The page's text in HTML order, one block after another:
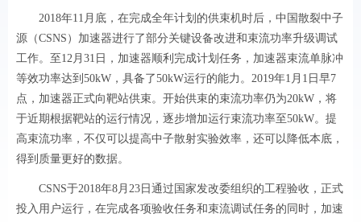
2018年11月底，在完成全年计划的供束机时后，中国散裂中子
源（CSNS）加速器进行了部分关键设备改进和束流功率升级调试
工作。至12月31日，加速器顺利完成计划任务，加速器束流单脉冲
等效功率达到50kW，具备了50kW运行的能力。2019年1月1日早7
点，加速器正式向靶站供束。开始供束的束流功率仍为20kW，将
于近期根据靶站的运行情况，逐步增加运行束流功率至50kW。提
高束流功率，不仅可以提高中子散射实验效率，还可以降低本底，
得到质量更好的数据。
CSNS于2018年8月23日通过国家发改委组织的工程验收，正式
投入用户运行，在完成各项验收任务和束流调试任务的同时，加速